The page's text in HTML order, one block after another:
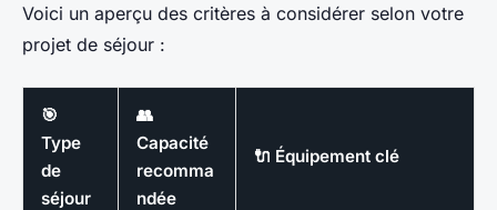
Voici un aperçu des critères à considérer selon votre
projet de séjour :
🎯
Type
de
séjour
👥
Capacité
recomma
ndée
🔌 Équipement clé